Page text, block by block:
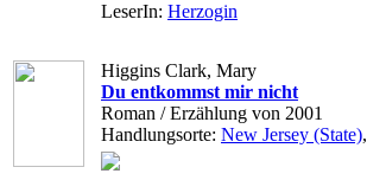
LeserIn: Herzogin
Higgins Clark, Mary
Du entkommst mir nicht
Roman / Erzählung von 2001
Handlungsorte: New Jersey (State),